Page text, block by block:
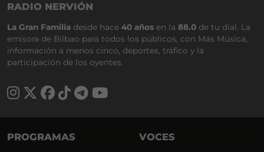
RADIO NERVIÓN
La Gran Familia desde hace 40 años en la 88.0 de tu dial. La
emisora de Bilbao para todos los públicos, con Más Música,
información a menos cinco, deportes, tráfico y la
participación de los oyentes.
PROGRAMAS VOCES